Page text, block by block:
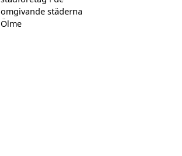
omgivande städerna
Ölme